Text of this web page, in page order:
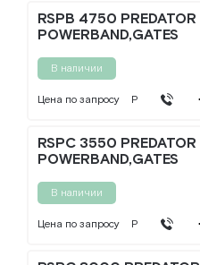
RSPB 4750 PREDATOR
POWERBAND,GATES
В наличии
Цена по запросу Р
RSPC 3550 PREDATOR
POWERBAND,GATES
В наличии
Цена по запросу Р